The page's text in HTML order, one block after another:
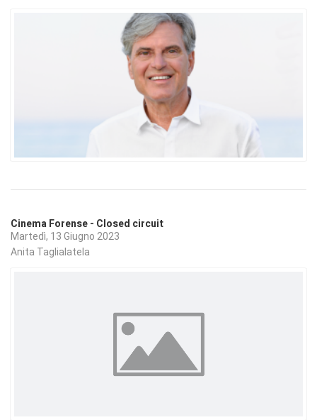
Cinema Forense - Closed circuit
Martedì, 13 Giugno 2023
Anita Taglialatela